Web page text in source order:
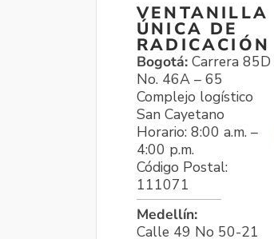
VENTANILLA
ÚNICA DE
RADICACIÓN
Bogotá: Carrera 85D
No. 46A – 65
Complejo logístico
San Cayetano
Horario: 8:00 a.m. –
4:00 p.m.
Código Postal:
111071
Medellín:
Calle 49 No 50-21